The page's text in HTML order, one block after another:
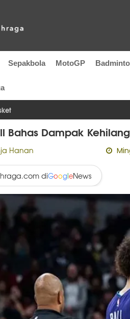
Sepakbola MotoGP
Bahas Dampak
Hanan
diGoogleNews